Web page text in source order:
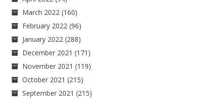
March 2022 (160)
February 2022 (96)
January 2022 (288)
December 2021 (171)
November 2021 (119)
October 2021 (215)
September 2021 (215)